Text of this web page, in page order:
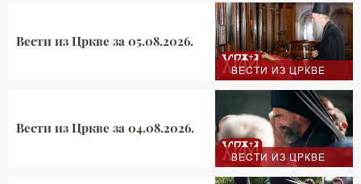
ВЕСТИ ИЗ ЦРКВЕ
Вести из Цркве за 05.08.2026.
ВЕСТИ ИЗ ЦРКВЕ
Вести из Цркве за 04.08.2026.